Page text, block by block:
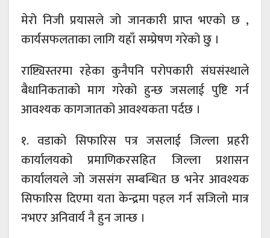
मेरो निजी प्रयासले जो जानकारी प्राप्त भएको छ ,
कार्यसफलताका लागि यहाँ सम्प्रेषण गरेको छु ।
राष्ट्यिस्तरमा रहेका कुनैपनि परोपकारी संघसंस्थाले
बैधानिकताको माग गरेको हुन्छ जसलाई पुष्टि गर्न
आवश्यक कागजातको आवश्यकता पर्दछ ।
१. वडाको सिफारिस पत्र जसलाई जिल्ला प्रहरी
कार्यालयको प्रमाणिकरसहित जिल्ला प्रशासन
कार्यालयले जो जससंग सम्बन्धित छ भनेर आवश्यक
सिफारिस दिएमा यता केन्द्रमा पहल गर्न सजिलो मात्र
नभएर अनिवार्य नै हुन जान्छ ।